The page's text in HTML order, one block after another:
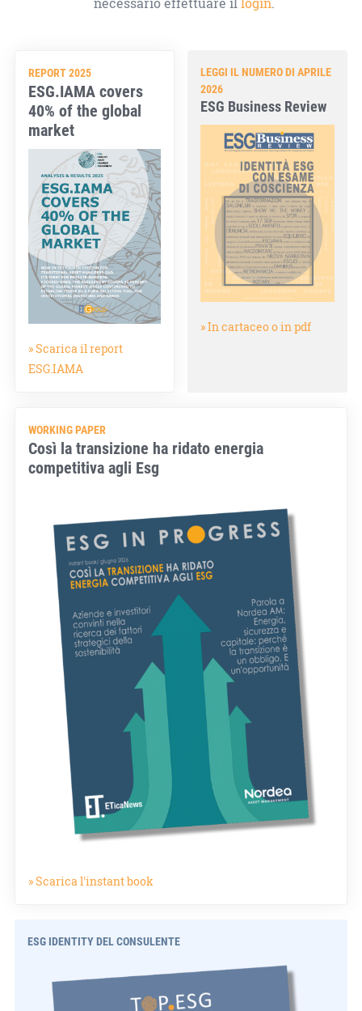
REPORT 2025
ESG.IAMA covers
40% of the global
market
» Scarica il report
ESG.IAMA
LEGGI IL NUMERO DI APRILE
2026
ESG Business Review
» In cartaceo o in pdf
WORKING PAPER
Così la transizione ha ridato energia
competitiva agli Esg
» Scarica l'instant book
ESG IDENTITY DEL CONSULENTE